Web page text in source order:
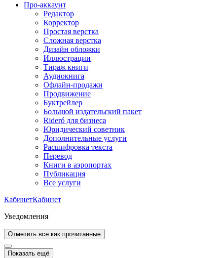
Про-аккаунт
Редактор
Корректор
Простая верстка
Сложная верстка
Дизайн обложки
Иллюстрации
Тираж книги
Аудиокнига
Офлайн-продажи
Продвижение
Буктрейлер
Большой издательский пакет
Rideró для бизнеса
Юридический советник
Дополнительные услуги
Расшифровка текста
Перевод
Книги в аэропортах
Публикация
Все услуги
КабинетКабинет
Уведомления
Отметить все как прочитанные
Показать ещё